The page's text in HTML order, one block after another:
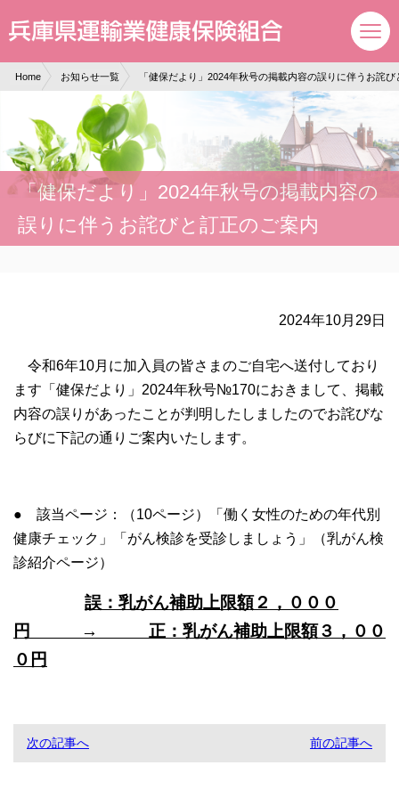
Home お知らせ一覧 「健保だより」2024年秋号の掲載内容の誤りに伴うお詫
「健保だより」2024年秋号の掲載内容の
誤りに伴うお詫びと訂正のご案内
2024年10月29日
令和6年10月に加入員の皆さまのご自宅へ送付しており
ます「健保だより」2024年秋号№170におきまして、掲載
内容の誤りがあったことが判明したしましたのでお詫びな
らびに下記の通りご案内いたします。
● 該当ページ：（10ページ）「働く女性のための年代別
健康チェック」「がん検診を受診しましょう」（乳がん検
診紹介ページ）
誤：乳がん補助上限額２，０００
円 → 正：乳がん補助上限額３，００
０円
次の記事へ 前の記事へ